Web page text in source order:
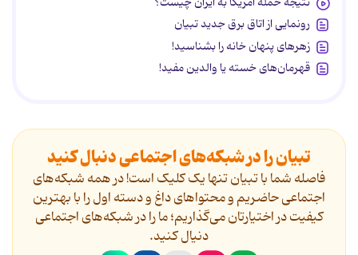
رونمایی از اتاق برق جدید تبیان
زهرهای پنهان خانه را بشناسید!
قهرمان‌های خسته یا والدین مفید!
تبیان را در شبکه‌های اجتماعی دنبال کنید
فاصله شما با تبیان تنها یک کلیک است! در همه شبکه‌های
اجتماعی حاضریم و محتواهای داغ و دسته اول را با بهترین
کیفیت در اختیارتان می‌گذاریم؛ ما را در شبکه‌های اجتماعی
دنیال کنید.